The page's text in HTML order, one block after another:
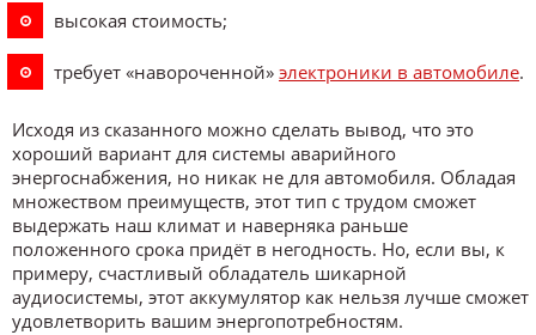
высокая стоимость;
требует «навороченной» электроники в автомобиле.
Исходя из сказанного можно сделать вывод, что это
хороший вариант для системы аварийного
энергоснабжения, но никак не для автомобиля. Обладая
множеством преимуществ, этот тип с трудом сможет
выдержать наш климат и наверняка раньше
положенного срока придёт в негодность. Но, если вы, к
примеру, счастливый обладатель шикарной
аудиосистемы, этот аккумулятор как нельзя лучше сможет
удовлетворить вашим энергопотребностям.